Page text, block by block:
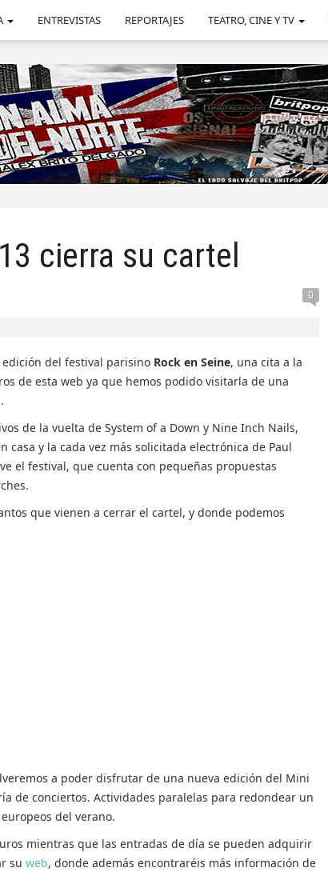
ENTREVISTAS REPORTAJES TEATRO, CINE Y TV
cierra su cartel
0
edición del festival parisino Rock en Seine, una cita a la
de esta web ya que hemos podido visitarla de una
de la vuelta de System of a Down y Nine Inch Nails,
casa y la cada vez más solicitada electrónica de Paul
el festival, que cuenta con pequeñas propuestas
que vienen a cerrar el cartel, y donde podemos
a poder disfrutar de una nueva edición del Mini
de conciertos. Actividades paralelas para redondear un
del verano.
mientras que las entradas de día se pueden adquirir
su web, donde además encontraréis más información de